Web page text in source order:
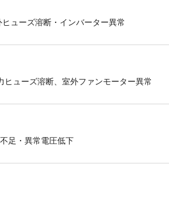
ューズ溶断・インバーター異常
ューズ溶断、室外ファンモーター異常
足・異常電圧低下